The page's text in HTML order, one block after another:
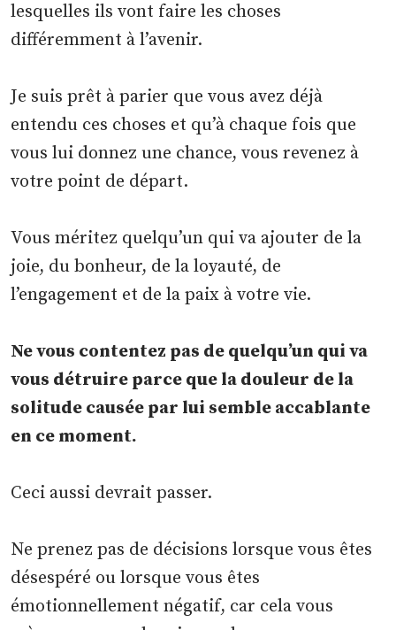
lesquelles ils vont faire les choses
différemment à l’avenir.
Je suis prêt à parier que vous avez déjà
entendu ces choses et qu’à chaque fois que
vous lui donnez une chance, vous revenez à
votre point de départ.
Vous méritez quelqu’un qui va ajouter de la
joie, du bonheur, de la loyauté, de
l’engagement et de la paix à votre vie.
Ne vous contentez pas de quelqu’un qui va
vous détruire parce que la douleur de la
solitude causée par lui semble accablante
en ce moment.
Ceci aussi devrait passer.
Ne prenez pas de décisions lorsque vous êtes
désespéré ou lorsque vous êtes
émotionnellement négatif, car cela vous